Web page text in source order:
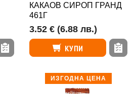
КАКАОВ СИРОП ГРАНД
461Г
3.52 € (6.88 лв.)
КУПИ
ИЗГОДНА ЦЕНА